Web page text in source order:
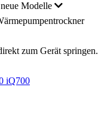
Modelle
zum Gerät springen.
iQ700